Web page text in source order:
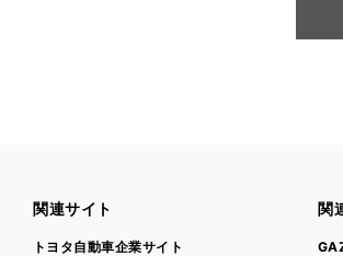
関連サイト
トヨタ自動車企業サイト
関